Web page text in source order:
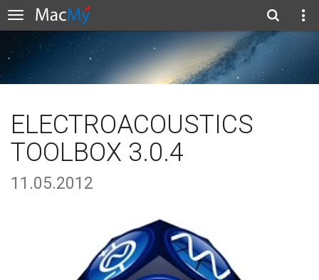
ELECTROACOUSTICS
TOOLBOX 3.0.4
11.05.2012